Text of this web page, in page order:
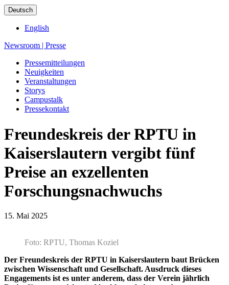
Deutsch
English
Newsroom | Presse
Pressemitteilungen
Neuigkeiten
Veranstaltungen
Storys
Campustalk
Pressekontakt
Freundeskreis der RPTU in
Kaiserslautern vergibt fünf
Preise an exzellenten
Forschungsnachwuchs
15. Mai 2025
Foto: RPTU, Thomas Koziel
Der Freundeskreis der RPTU in Kaiserslautern baut Brücken
zwischen Wissenschaft und Gesellschaft. Ausdruck dieses
Engagements ist es unter anderem, dass der Verein jährlich